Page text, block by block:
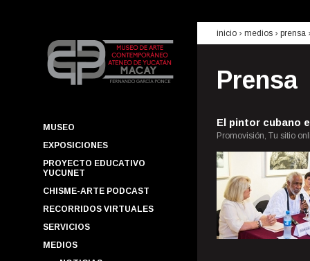
MUSEO
EXPOSICIONES
PROYECTO EDUCATIVO
YUCUNET
CHISME-ARTE PODCAST
RECORRIDOS VIRTUALES
SERVICIOS
MEDIOS
inicio › medios › prensa
Prensa
El pintor cubano
Promovisión, Tu sitio